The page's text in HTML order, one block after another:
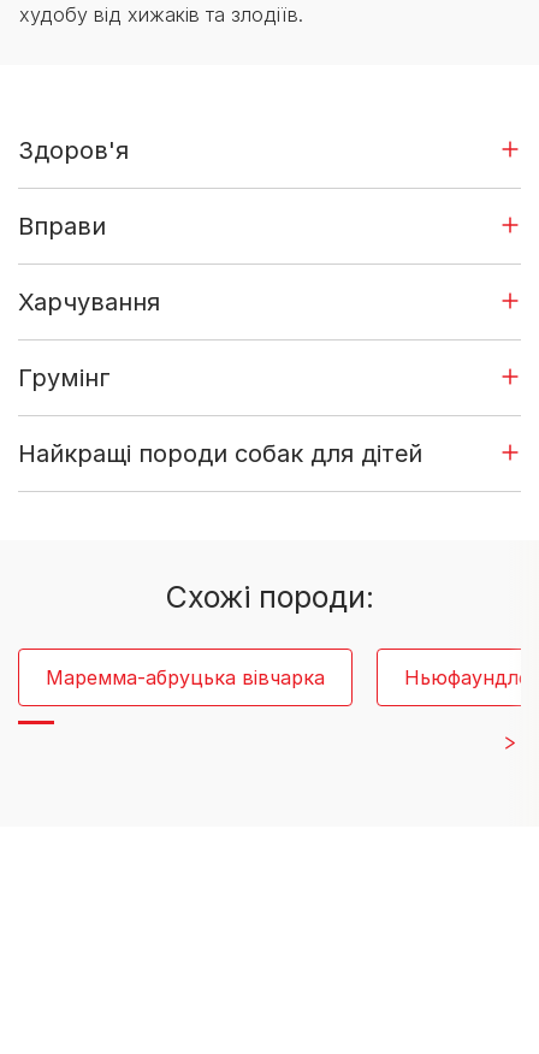
худобу від хижаків та злодіїв.
Здоров'я
Вправи
Харчування
Грумінг
Найкращі породи собак для дітей
Cхожі породи:
Маремма-абруцька вівчарка